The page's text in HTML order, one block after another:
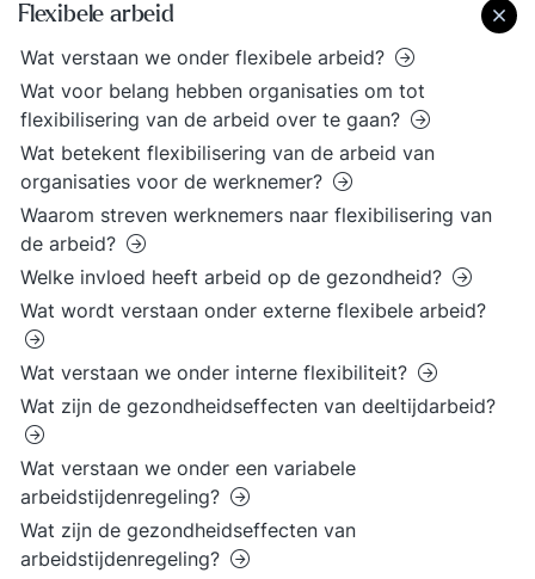
Flexibele arbeid
Wat verstaan we onder flexibele arbeid?
Wat voor belang hebben organisaties om tot
flexibilisering van de arbeid over te gaan?
Wat betekent flexibilisering van de arbeid van
organisaties voor de werknemer?
Waarom streven werknemers naar flexibilisering van
de arbeid?
Welke invloed heeft arbeid op de gezondheid?
Wat wordt verstaan onder externe flexibele arbeid?
Wat verstaan we onder interne flexibiliteit?
Wat zijn de gezondheidseffecten van deeltijdarbeid?
Wat verstaan we onder een variabele
arbeidstijdenregeling?
Wat zijn de gezondheidseffecten van
arbeidstijdenregeling?